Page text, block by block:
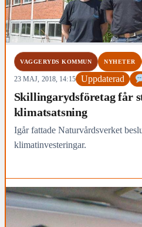
VAGGERYDS KOMMUN NYHETER
23 MAJ, 2018, 14:15 Uppdaterad
Skillingarydsföretag får
klimatsatsning
Igår fattade Naturvårdsverket
klimatinvesteringar.